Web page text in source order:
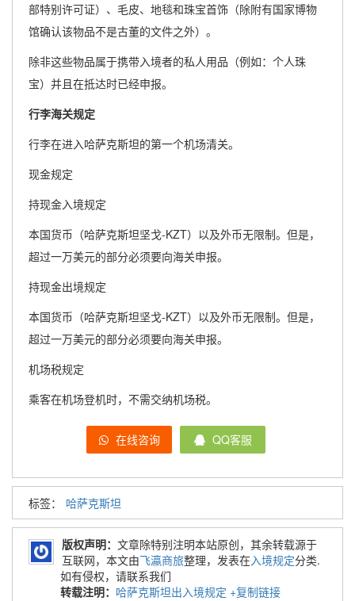
部特别许可证）、毛皮、地毯和珠宝首饰（除附有国家博物
馆确认该物品不是古董的文件之外）。
除非这些物品属于携带入境者的私人用品（例如：个人珠
宝）并且在抵达时已经申报。
行李海关规定
行李在进入哈萨克斯坦的第一个机场清关。
现金规定
持现金入境规定
本国货币（哈萨克斯坦坚戈-KZT）以及外币无限制。但是，
超过一万美元的部分必须要向海关申报。
持现金出境规定
本国货币（哈萨克斯坦坚戈-KZT）以及外币无限制。但是，
超过一万美元的部分必须要向海关申报。
机场税规定
乘客在机场登机时，不需交纳机场税。
在线咨询 QQ客服
标签： 哈萨克斯坦
版权声明： 文章除特别注明本站原创，其余转载源于
互联网，本文由飞瀛商旅整理，发表在入境规定分类.
如有侵权，请联系我们
转载注明： 哈萨克斯坦出入境规定 +复制链接